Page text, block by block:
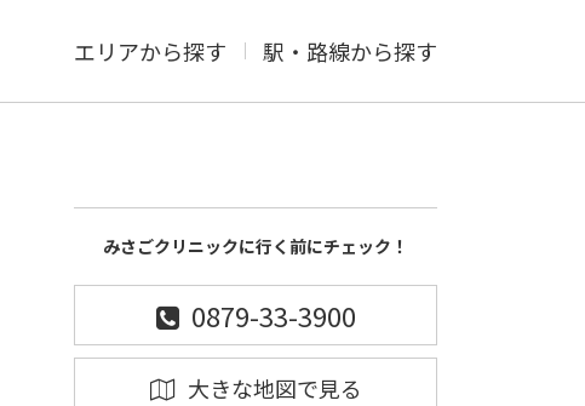
エリアから探す 駅・路線から探す
みさごクリニックに行く前にチェック！
0879-33-3900
大きな地図で見る